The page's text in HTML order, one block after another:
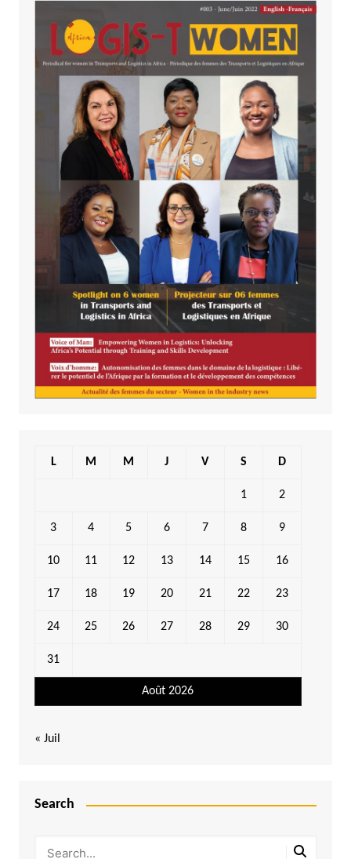
Août 2026
L M M J V S D
1 2
3 4 5 6 7 8 9
10 11 12 13 14 15 16
17 18 19 20 21 22 23
24 25 26 27 28 29 30
31
« Juil
Search